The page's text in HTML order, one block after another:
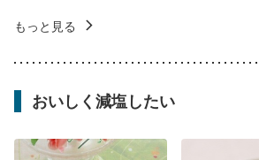
もっと見る
おいしく減塩したい